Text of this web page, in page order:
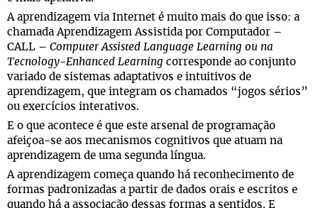
A aprendizagem via Internet é muito mais do que isso: a
chamada Aprendizagem Assistida por Computador –
CALL – Computer Assisted Language Learning ou na
Tecnology-Enhanced Learning corresponde ao conjunto
variado de sistemas adaptativos e intuitivos de
aprendizagem, que integram os chamados “jogos sérios”
ou exercícios interativos.
E o que acontece é que este arsenal de programação
afeiçoa-se aos mecanismos cognitivos que atuam na
aprendizagem de uma segunda língua.
A aprendizagem começa quando há reconhecimento de
formas padronizadas a partir de dados orais e escritos e
quando há a associação dessas formas a sentidos. E